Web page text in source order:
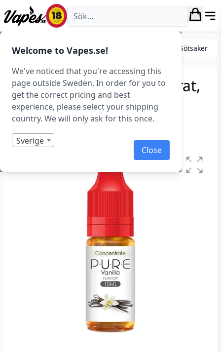
Welcome to Vapes.se!
We've noticed that you're accessing this
page outside Sweden. In order for you to
get the correct pricing and best
experience, please select your shipping
country. We will only ask for this once.
Sverige
Close
Vapes.se
DIY Koncentrat Smakprofiler (Koncentrat) Sötsaker
PURE – Vanilla (Koncentrat,
10 ml)
Art.nr: 42078
Slut i lager